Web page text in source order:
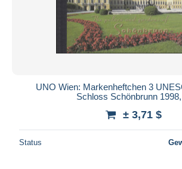
UNO Wien: Markenheftchen 3
Schloss Schönbrunn
± 3,71 $
Status